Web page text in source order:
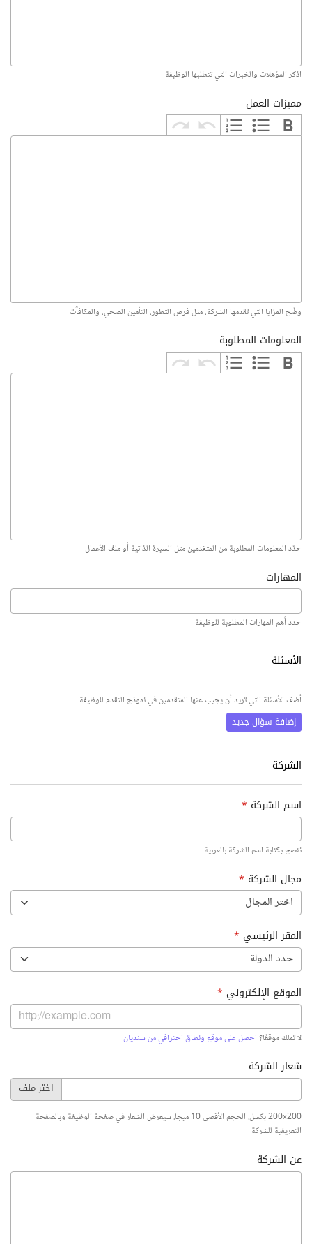
اذكر المؤهلات والخبرات التي تتطلبها الوظيفة
مميزات العمل
وضّح المزايا التي تقدمها الشركة، مثل فرص التطور، التأمين الصحي، والمكافآت
المعلومات المطلوبة
حدّد المعلومات المطلوبة من المتقدمين مثل السيرة الذاتية أو ملف الأعمال
المهارات
حدد أهم المهارات المطلوبة للوظيفة
الأسئلة
أضف الأسئلة التي تريد أن يجيب عنها المتقدمين في نموذج التقدم للوظيفة
إضافة سؤال جديد
الشركة
اسم الشركة *
ننصح بكتابة اسم الشركة بالعربية
مجال الشركة *
اختر المجال
المقر الرئيسي *
حدد الدولة
الموقع الإلكتروني *
لا تملك موقعًا؟ احصل على موقع ونطاق احترافي من سنديان
شعار الشركة
200x200 بكسل. الحجم الأقصى 10 ميجا. سيعرض الشعار في صفحة الوظيفة وبالصفحة
التعريفية للشركة
عن الشركة